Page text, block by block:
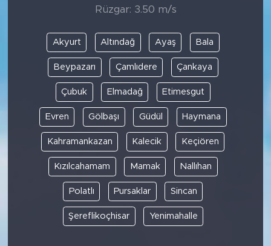
Rüzgar: 3.50 m/s
Akyurt Altındağ Ayaş Bala
Beypazarı Çamlıdere Çankaya
Çubuk Elmadağ Etimesgut
Evren Gölbaşı Güdül Haymana
Kahramankazan Kalecik Keçiören
Kızılcahamam Mamak Nallıhan
Polatlı Pursaklar Sincan
Şereflikoçhisar Yenimahalle